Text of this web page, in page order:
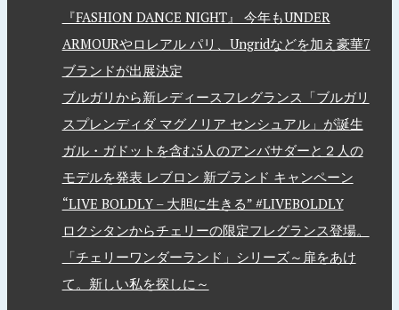
『FASHION DANCE NIGHT』 今年もUNDER
ARMOURやロレアル パリ、Ungridなどを加え豪華7
ブランドが出展決定
ブルガリから新レディースフレグランス「ブルガリ
スプレンディダ マグノリア センシュアル」が誕生
ガル・ガドットを含む5人のアンバサダーと２人の
モデルを発表 レブロン 新ブランド キャンペーン
“LIVE BOLDLY – 大胆に生きる” #LIVEBOLDLY
ロクシタンからチェリーの限定フレグランス登場。
「チェリーワンダーランド」シリーズ～扉をあけ
て。新しい私を探しに～